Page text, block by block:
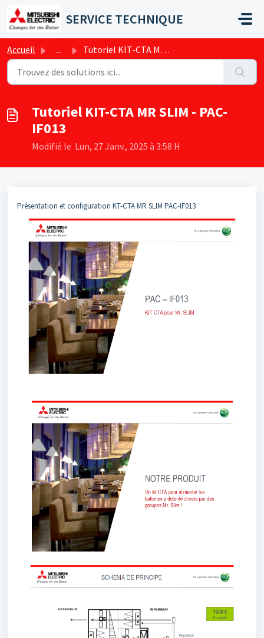
Passer au contenu principal
SERVICE TECHNIQUE
Accueil ... Tutoriel KIT-CTA MR SLIM - PAC-IF013
Tutoriel KIT-CTA MR SLIM - PAC-
IF013
Modifié le Lun, 27 Janv., 2025 à 3:58 H
Présentation et configuration KT-CTA MR SLIM PAC-IF013